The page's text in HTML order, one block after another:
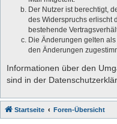
Der Nutzer ist berechtigt,
des Widerspruchs erlischt
bestehende
Die Änderungen gelten
den Änderungen
Informationen über den
sind in der
Startseite Foren-Übersicht